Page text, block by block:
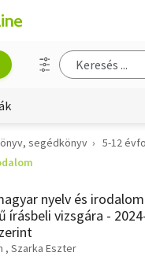
ifjúsági
segédkönyv
5-12
nyelv és
írásbeli vizsgára -
Szarka Eszter